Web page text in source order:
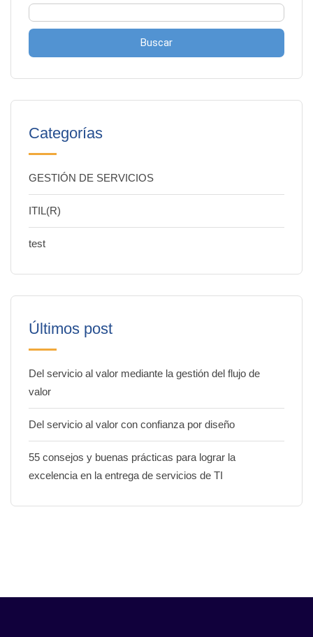
Buscar
Categorías
GESTIÓN DE SERVICIOS
ITIL(R)
test
Últimos post
Del servicio al valor mediante la gestión del flujo de
valor
Del servicio al valor con confianza por diseño
55 consejos y buenas prácticas para lograr la
excelencia en la entrega de servicios de TI